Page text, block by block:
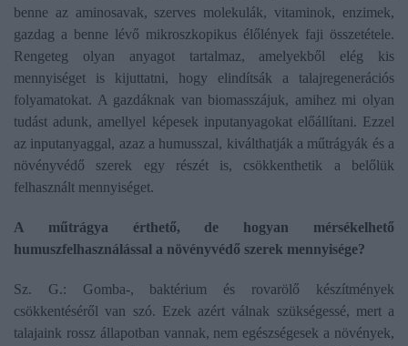
benne az aminosavak, szerves molekulák, vitaminok, enzimek,
gazdag a benne lévő mikroszkopikus élőlények faji összetétele.
Rengeteg olyan anyagot tartalmaz, amelyekből elég kis
mennyiséget is kijuttatni, hogy elindítsák a talajregenerációs
folyamatokat. A gazdáknak van biomasszájuk, amihez mi olyan
tudást adunk, amellyel képesek inputanyagokat előállítani. Ezzel
az inputanyaggal, azaz a humusszal, kiválthatják a műtrágyák és a
növényvédő szerek egy részét is, csökkenthetik a belőlük
felhasznált mennyiséget.
A műtrágya érthető, de hogyan mérsékelhető
humuszfelhasználással a növényvédő szerek mennyisége?
Sz. G.: Gomba-, baktérium és rovarölő készítmények
csökkentéséről van szó. Ezek azért válnak szükségessé, mert a
talajaink rossz állapotban vannak, nem egészségesek a növények,